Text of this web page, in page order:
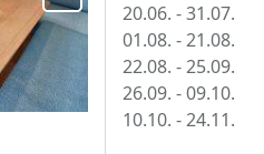
20.06. - 31.07.
01.08. - 21.08.
22.08. - 25.09.
26.09. - 09.10.
10.10. - 24.11.